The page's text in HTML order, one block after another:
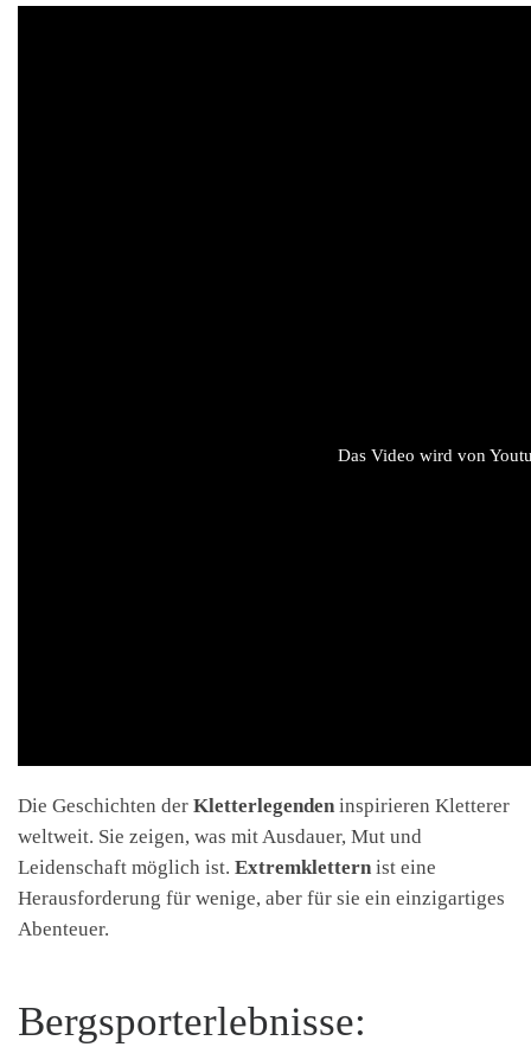
Das Video wird von
Die Geschichten der Kletterlegenden inspirieren Kletterer
weltweit. Sie zeigen, was mit Ausdauer, Mut und
Leidenschaft möglich ist. Extremklettern ist eine
Herausforderung für wenige, aber für sie ein einzigartiges
Abenteuer.
Bergsporterlebnisse: